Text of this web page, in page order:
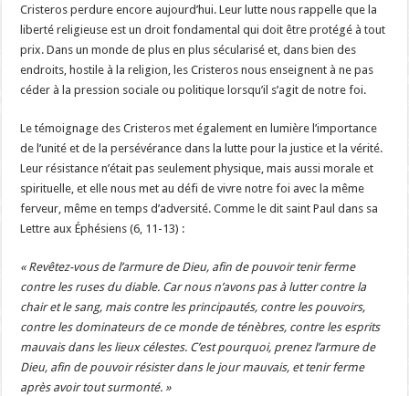
Cristeros perdure encore aujourd’hui. Leur lutte nous rappelle que la
liberté religieuse est un droit fondamental qui doit être protégé à tout
prix. Dans un monde de plus en plus sécularisé et, dans bien des
endroits, hostile à la religion, les Cristeros nous enseignent à ne pas
céder à la pression sociale ou politique lorsqu’il s’agit de notre foi.
Le témoignage des Cristeros met également en lumière l’importance
de l’unité et de la persévérance dans la lutte pour la justice et la vérité.
Leur résistance n’était pas seulement physique, mais aussi morale et
spirituelle, et elle nous met au défi de vivre notre foi avec la même
ferveur, même en temps d’adversité. Comme le dit saint Paul dans sa
Lettre aux Éphésiens (6, 11-13) :
« Revêtez-vous de l’armure de Dieu, afin de pouvoir tenir ferme
contre les ruses du diable. Car nous n’avons pas à lutter contre la
chair et le sang, mais contre les principautés, contre les pouvoirs,
contre les dominateurs de ce monde de ténèbres, contre les esprits
mauvais dans les lieux célestes. C’est pourquoi, prenez l’armure de
Dieu, afin de pouvoir résister dans le jour mauvais, et tenir ferme
après avoir tout surmonté. »